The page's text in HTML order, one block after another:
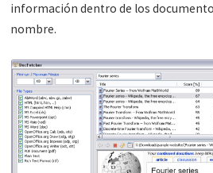
información dentro de los
nombre.